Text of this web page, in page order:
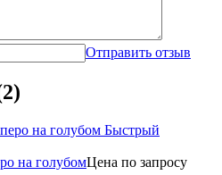
Отправить отзыв
Быстрый
на голубомЦена по запросу